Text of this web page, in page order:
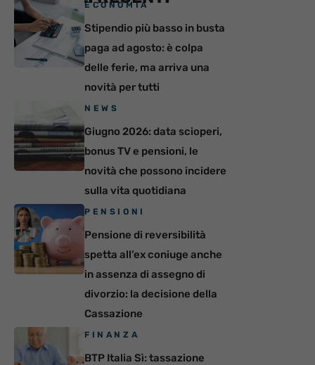
ECONOMIA
Stipendio più basso in busta
paga ad agosto: è colpa
delle ferie, ma arriva una
novità per tutti
NEWS
Giugno 2026: data scioperi,
bonus TV e pensioni, le
novità che possono incidere
sulla vita quotidiana
PENSIONI
Pensione di reversibilità
spetta all’ex coniuge anche
in assenza di assegno di
divorzio: la decisione della
Cassazione
FINANZA
BTP Italia Sì: tassazione